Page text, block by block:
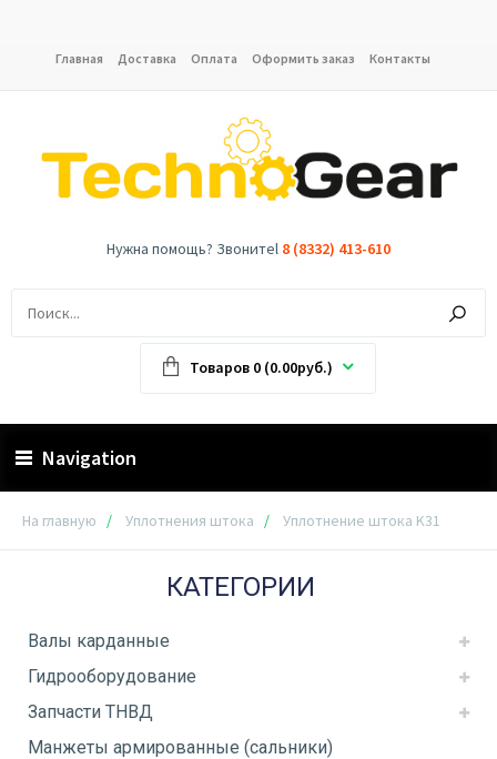
Главная Доставка Оплата Оформить заказ Контакты
Нужна помощь? Звонитеl 8 (8332) 413-610
Товаров 0 (0.00руб.)
Navigation
На главную Уплотнения штока Уплотнение штока K31
КАТЕГОРИИ
Валы карданные
Гидрооборудование
Запчасти ТНВД
Манжеты армированные (сальники)